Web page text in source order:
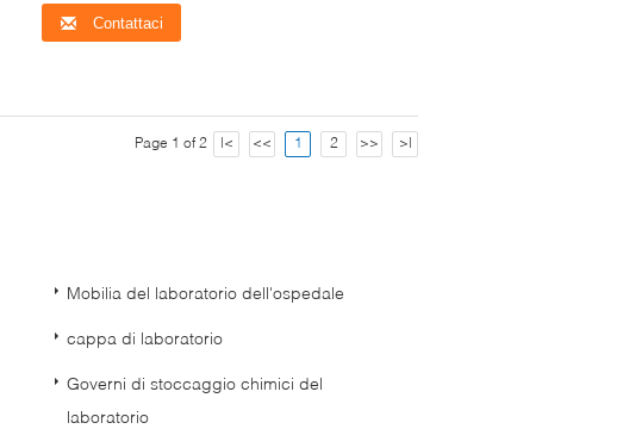
Contattaci
Page 1 of 2 |< << 1 2 >> >|
Mobilia del laboratorio dell'ospedale
cappa di laboratorio
Governi di stoccaggio chimici del
laboratorio